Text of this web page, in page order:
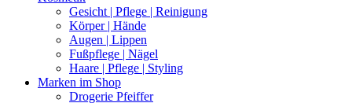
Gesicht | Pflege | Reinigung
Körper | Hände
Augen | Lippen
Fußpflege | Nägel
Haare | Pflege | Styling
Marken im Shop
Drogerie Pfeiffer